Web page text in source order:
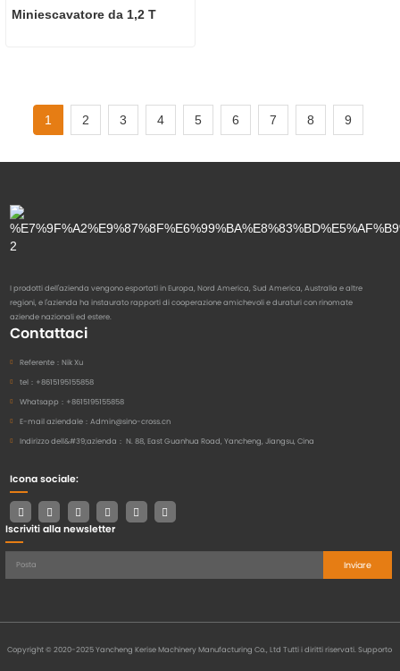
Miniescavatore da 1,2 T
1 2 3 4 5 6 7 8 9
I prodotti dell'azienda vengono esportati in Europa, Nord America, Sud America, Australia e altre
regioni, e l'azienda ha instaurato rapporti di cooperazione amichevoli e duraturi con rinomate
aziende nazionali ed estere.
Contattaci
Referente： Nik Xu
tel： +8615195155858
Whatsapp： +8615195155858
E-mail aziendale： Admin@sino-cross.cn
Indirizzo dell&#39;azienda： N. 88, East Guanhua Road, Yancheng, Jiangsu, Cina
Icona sociale:
Iscriviti alla newsletter
Inviare
Copyright © 2020-2025 Yancheng Kerise Machinery Manufacturing Co., Ltd Tutti i diritti riservati.Supporto